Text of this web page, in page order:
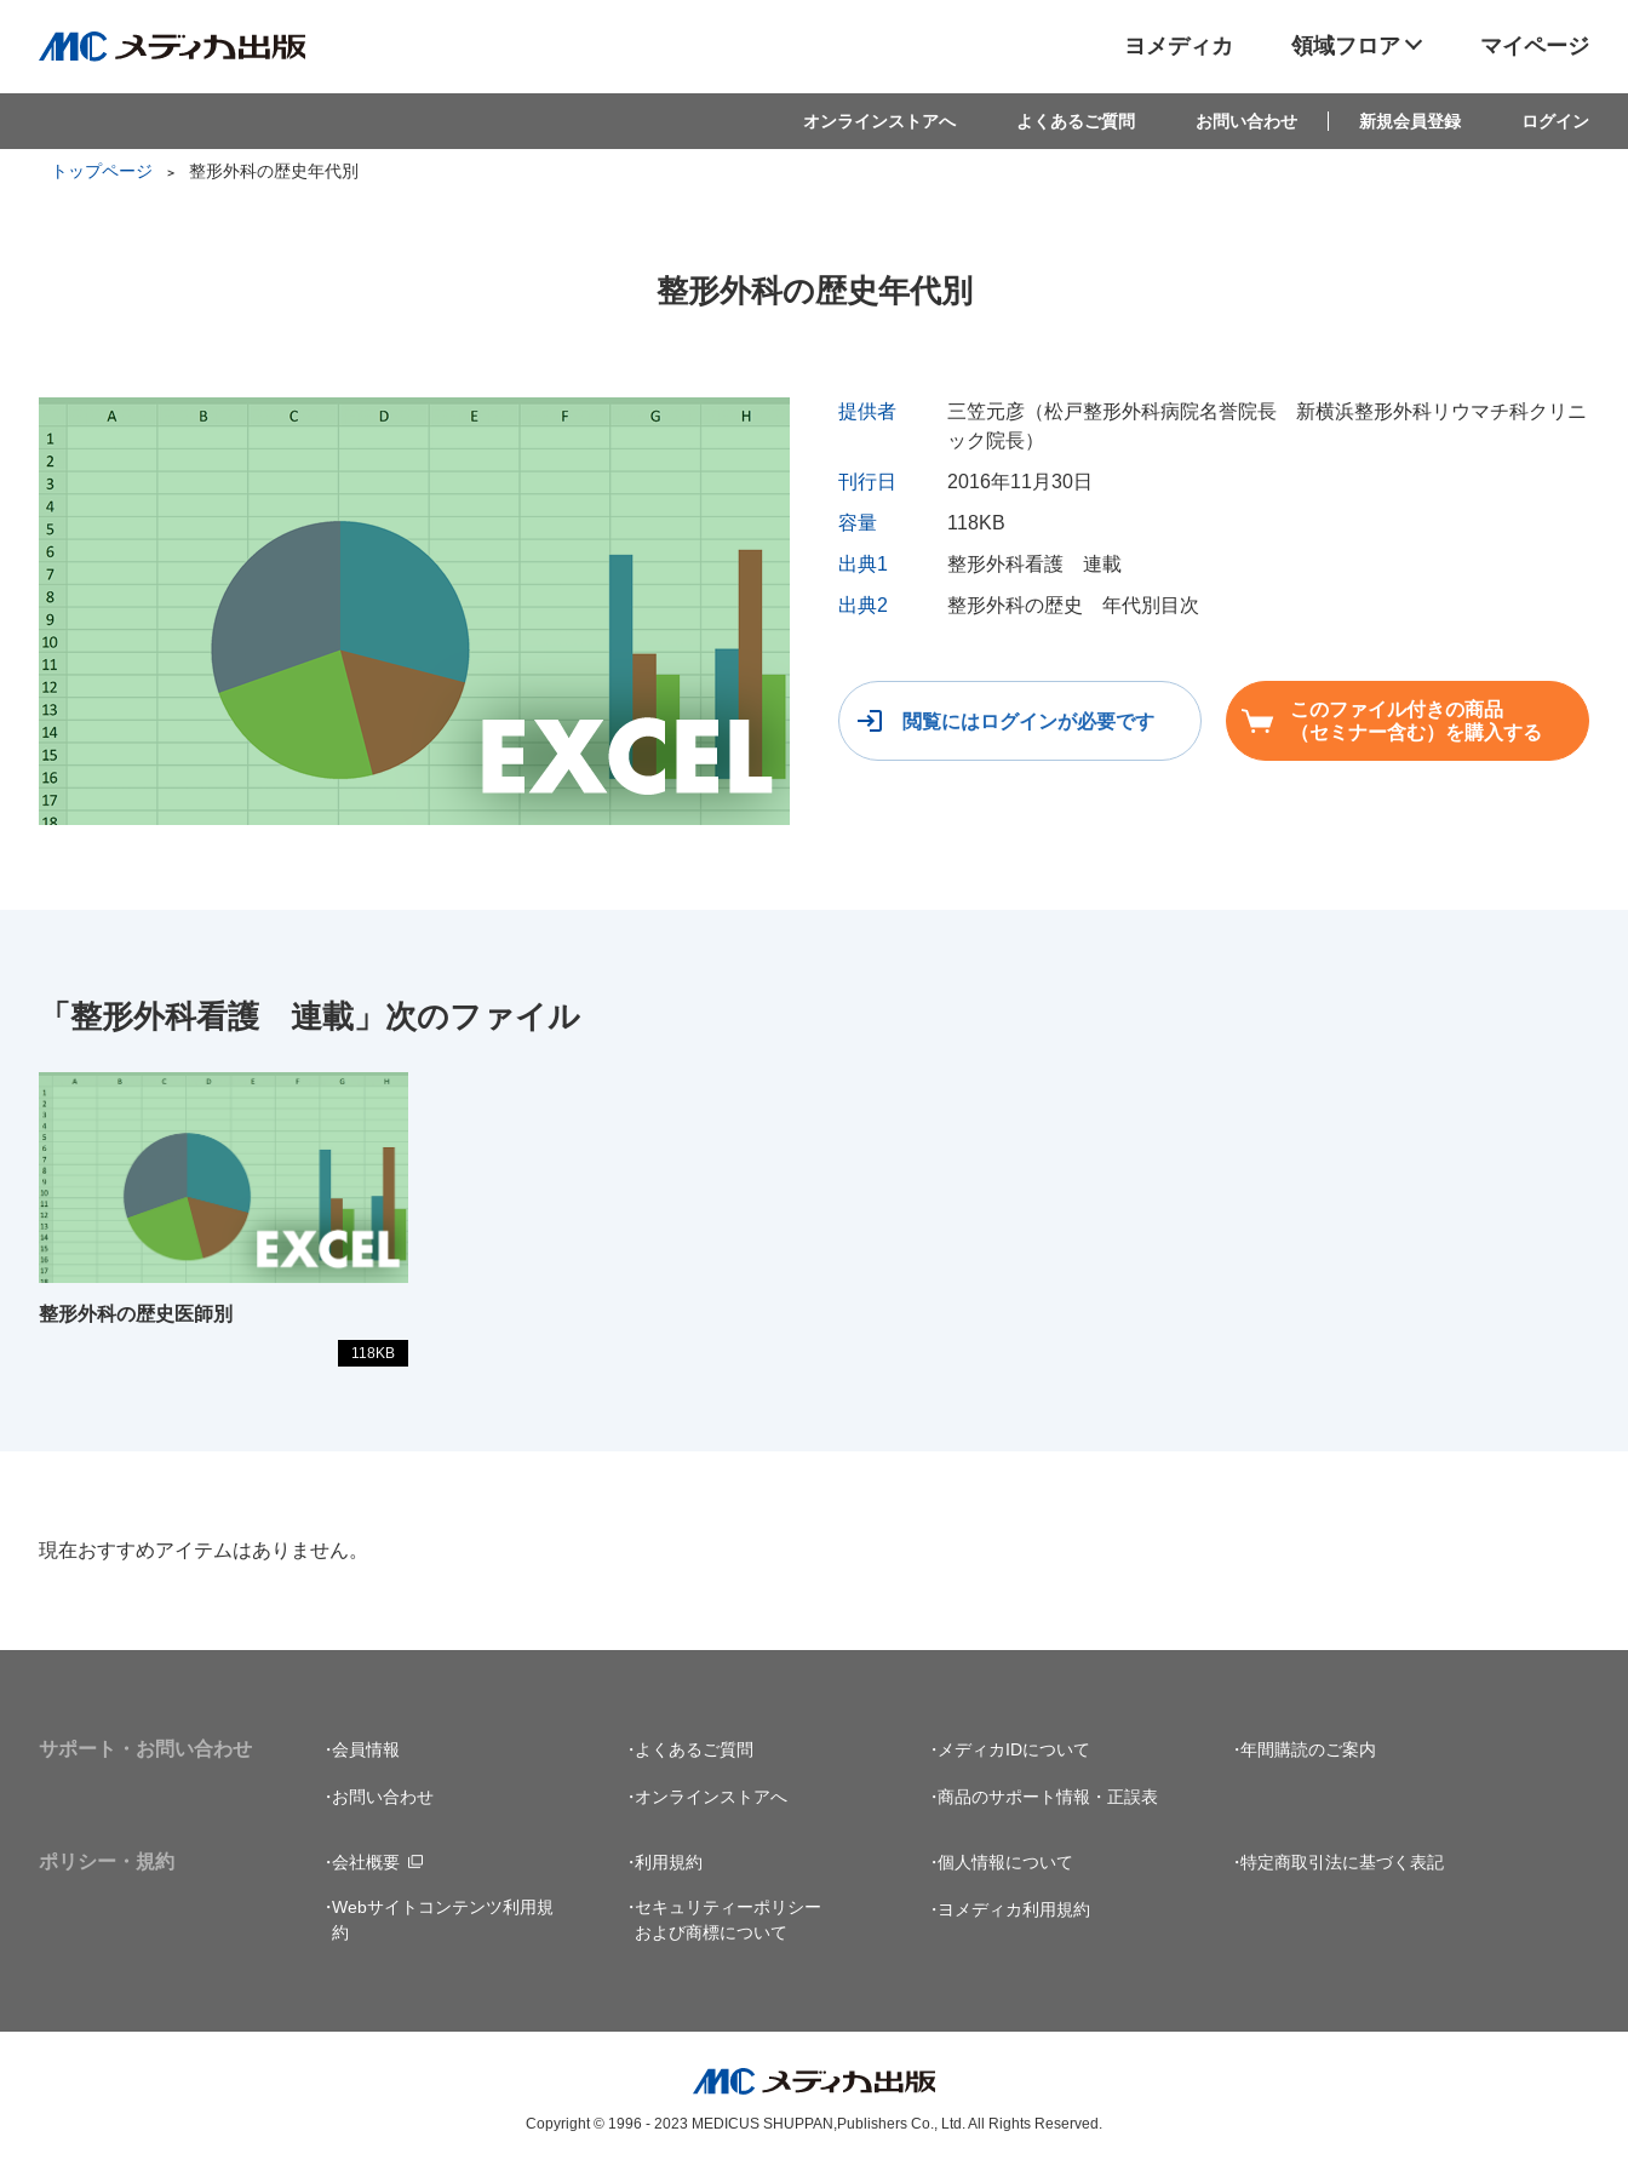
ヨメディカ 領域フロア マイページ
オンラインストアへ よくあるご質問 お問い合わせ 新規会員登録 ログイン
トップページ 整形外科の歴史年代別
整形外科の歴史年代別
提供者
三笠元彦（松戸整形外科病院名誉院長 新横浜整形外科リウマチ科クリニ
ック院長）
刊行日
2016年11月30日
容量
118KB
出典1
整形外科看護 連載
出典2
整形外科の歴史 年代別目次
閲覧にはログインが必要です
このファイル付きの商品
（セミナー含む）を購入する
「整形外科看護 連載」次のファイル
整形外科の歴史医師別
118KB
現在おすすめアイテムはありません。
サポート・お問い合わせ 会員情報 よくあるご質問 メディカIDについて 年間購読のご案内
お問い合わせ オンラインストアへ 商品のサポート情報・正誤表
ポリシー・規約 会社概要 利用規約 個人情報について 特定商取引法に基づく表記
Webサイトコンテンツ利用規
約
セキュリティーポリシー
および商標について
ヨメディカ利用規約
Copyright © 1996 - 2023 MEDICUS SHUPPAN,Publishers Co., Ltd. All Rights Reserved.